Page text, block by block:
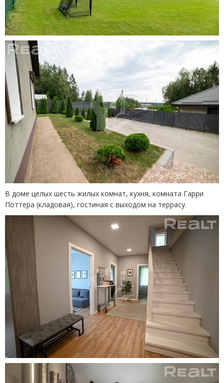
В доме целых шесть жилых комнат, кухня, комната Гарри
Поттера (кладовая), гостиная с выходом на террасу.